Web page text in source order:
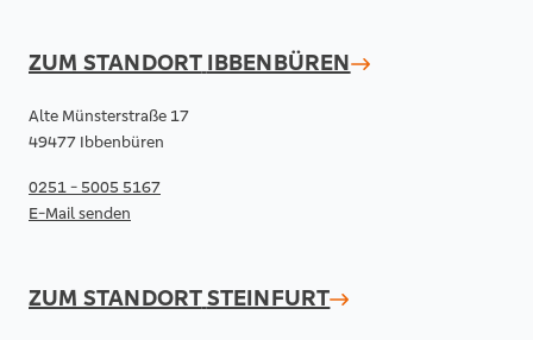
ZUM STANDORT IBBENBÜREN
Alte Münsterstraße 17
49477 Ibbenbüren
0251 - 5005 5167
E-Mail senden
ZUM STANDORTSTEINFURT